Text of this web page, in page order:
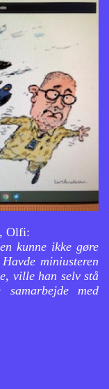
Olfi:
kunne ikke gøre
miniusteren
ville han selv stå
med